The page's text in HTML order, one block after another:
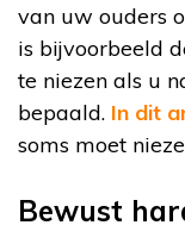
van uw ouders
is bijvoorbeeld
te niezen als u
bepaald. In dit
soms moet
Bewust